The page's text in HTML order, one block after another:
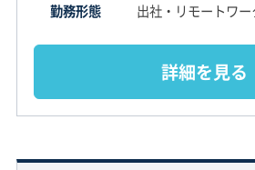
勤務形態
出社・リモートワー
詳細を見る